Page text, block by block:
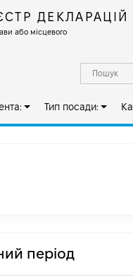
ДЕКЛАРАЦІЙ
або місцевого
Тип посади:
період